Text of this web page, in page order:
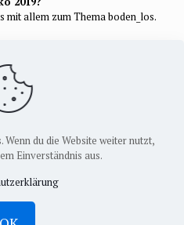
mit allem zum Thema boden_los.
Person 75€ (Berliner: 25€).
ein BVG-Ticket und
uns. Nur die Anfahrt muss selbst
Plätze sind begrenzt.
Landschaft e.V.
du die Website weiter nutzt,
Einverständnis aus.